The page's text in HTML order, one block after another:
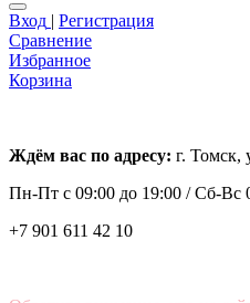
Вход | Регистрация
Сравнение
Избранное
Корзина
Ждём вас по адресу: г. Томск,
Пн-Пт с 09:00 до 19:00 /Сб-Вс
+7 901 611 42 10